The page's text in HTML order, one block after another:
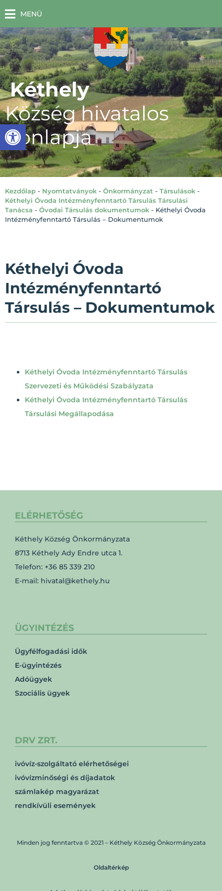
Eszköztár megnyitása
MENÜ
Kéthely
Község hivatalos
honlapja
Kezdőlap - Nyomtatványok - Önkormányzat - Társulások -
Kéthelyi Óvoda Intézményfenntartó Társulás Társulási
Tanácsa - Óvodai Társulás dokumentumok - Kéthelyi Óvoda
Intézményfenntartó Társulás – Dokumentumok
Kéthelyi Óvoda
Intézményfenntartó
Társulás – Dokumentumok
Kéthelyi Óvoda Intézményfenntartó Társulás
Szervezeti és Működési Szabályzata
Kéthelyi Óvoda Intézményfenntartó Társulás
Társulási Megállapodása
ELÉRHETŐSÉG
Kéthely Község Önkormányzata
8713 Kéthely Ady Endre utca 1.
Telefon: +36 85 339 210
E-mail: hivatal@kethely.hu
ÜGYINTÉZÉS
Ügyfélfogadási idők
E-ügyintézés
Adóügyek
Szociális ügyek
DRV ZRT.
ivóvíz-szolgáltató elérhetőségei
ivóvízminőségi és díjadatok
számlakép magyarázat
rendkívüli események
Minden jog fenntartva © 2021 – Kéthely Község Önkormányzata
Oldaltérkép